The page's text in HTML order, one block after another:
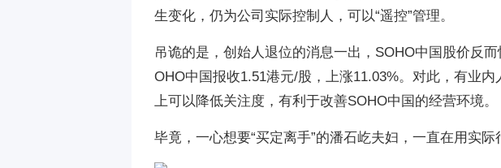
生变化，仍为公司实际控制人，可以“遥控”管理。
吊诡的是，创始人退位的消息一出，SOHO中国股价反
OHO中国报收1.51港元/股，上涨11.03%。对此，有业
上可以降低关注度，有利于改善SOHO中国的经营环境。
毕竟，一心想要“买定离手”的潘石屹夫妇，一直在用实际